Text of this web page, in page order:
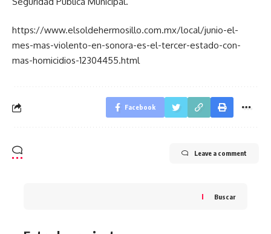
https://www.elsoldehermosillo.com.mx/local/junio-el-
mes-mas-violento-en-sonora-es-el-tercer-estado-con-
mas-homicidios-12304455.html
Facebook
Leave a comment
Buscar